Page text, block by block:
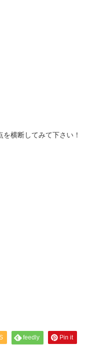
横断してみて下さい！
feedly Pin it